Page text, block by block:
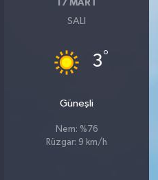
17 MART
SALI
3°
Güneşli
Nem: %76
Rüzgar: 9 km/h